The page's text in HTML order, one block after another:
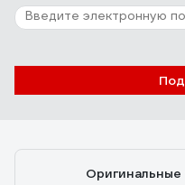
Отзыв о KING TONY
Оригинальные